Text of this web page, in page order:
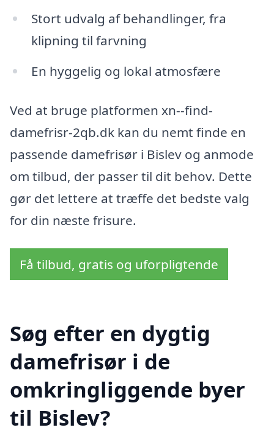
Stort udvalg af behandlinger, fra
klipning til farvning
En hyggelig og lokal atmosfære
Ved at bruge platformen xn--find-
damefrisr-2qb.dk kan du nemt finde en
passende damefrisør i Bislev og anmode
om tilbud, der passer til dit behov. Dette
gør det lettere at træffe det bedste valg
for din næste frisure.
Få tilbud, gratis og uforpligtende
Søg efter en dygtig
damefrisør i de
omkringliggende byer
til Bislev?